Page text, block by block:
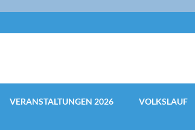
VERANSTALTUNGEN 2026 VOLKSLAUF